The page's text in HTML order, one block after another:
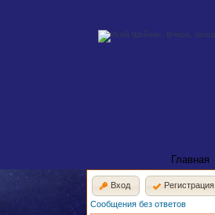
Главная
Вход
Регистрация
Сообщения без ответов